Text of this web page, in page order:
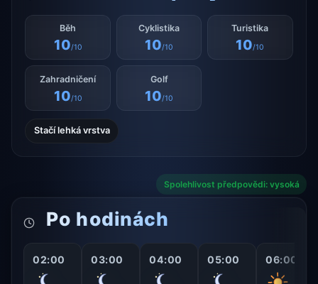
Běh
10/10
Cyklistika
10/10
Turistika
10/10
Zahradničení
10/10
Golf
10/10
Stačí lehká vrstva
Spolehlivost předpovědi: vysoká
Po hodinách
02:00 03:00 04:00 05:00 06:00